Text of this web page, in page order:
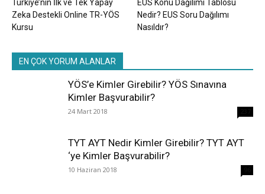
Türkiye’nin İlk ve Tek Yapay
Zeka Destekli Online TR-YÖS
Kursu
EUS Konu Dağılımı Tablosu
Nedir? EUS Soru Dağılımı
Nasıldır?
EN ÇOK YORUM ALANLAR
YÖS’e Kimler Girebilir? YÖS Sınavına
Kimler Başvurabilir?
24 Mart 2018
TYT AYT Nedir Kimler Girebilir? TYT AYT
‘ye Kimler Başvurabilir?
10 Haziran 2018